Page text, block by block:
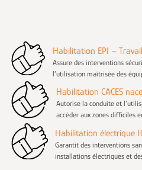
Habilitation EPI –
Assure des interventions
l’utilisation maîtrisée des
Habilitation CACES
Autorise la conduite et
accéder aux zones difficiles
Habilitation électrique
Garantit des interventions
installations électriques et